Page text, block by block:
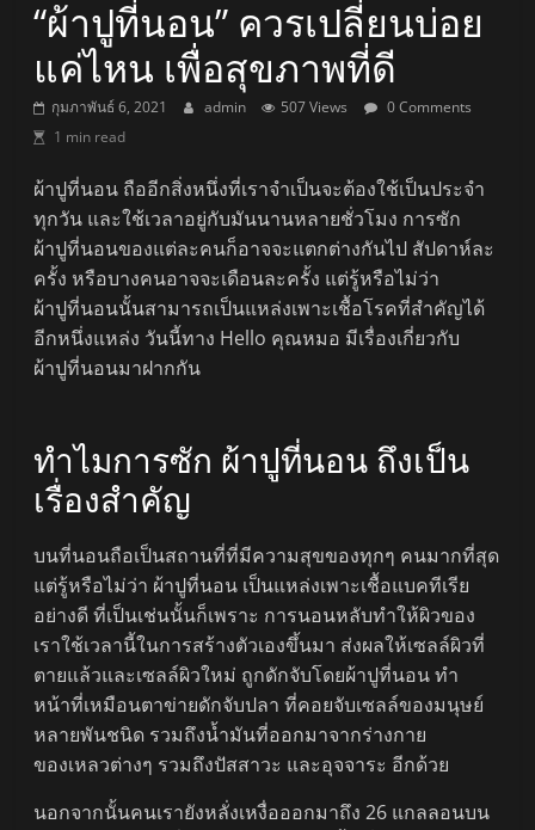
“ผ้าปูที่นอน” ควรเปลี่ยนบ่อย
แค่ไหน เพื่อสุขภาพที่ดี
กุมภาพันธ์ 6, 2021 admin 507 Views
0 Comments
1 min read
ผ้าปูที่นอน ถืออีกสิ่งหนึ่งที่เราจำเป็นจะต้องใช้เป็นประจำ
ทุกวัน และใช้เวลาอยู่กับมันนานหลายชั่วโมง การซัก
ผ้าปูที่นอนของแต่ละคนก็อาจจะแตกต่างกันไป สัปดาห์ละ
ครั้ง หรือบางคนอาจจะเดือนละครั้ง แต่รู้หรือไม่ว่า
ผ้าปูที่นอนนั้นสามารถเป็นแหล่งเพาะเชื้อโรคที่สำคัญได้
อีกหนึ่งแหล่ง วันนี้ทาง Hello คุณหมอ มีเรื่องเกี่ยวกับ
ผ้าปูที่นอนมาฝากกัน
ทำไมการซัก ผ้าปูที่นอน ถึงเป็น
เรื่องสำคัญ
บนที่นอนถือเป็นสถานที่ที่มีความสุขของทุกๆ คนมากที่สุด
แต่รู้หรือไม่ว่า ผ้าปูที่นอน เป็นแหล่งเพาะเชื้อแบคทีเรีย
อย่างดี ที่เป็นเช่นนั้นก็เพราะ การนอนหลับทำให้ผิวของ
เราใช้เวลานี้ในการสร้างตัวเองขึ้นมา ส่งผลให้เซลล์ผิวที่
ตายแล้วและเซลล์ผิวใหม่ ถูกดักจับโดยผ้าปูที่นอน ทำ
หน้าที่เหมือนตาข่ายดักจับปลา ที่คอยจับเซลล์ของมนุษย์
หลายพันชนิด รวมถึงน้ำมันที่ออกมาจากร่างกาย
ของเหลวต่างๆ รวมถึงปัสสาวะ และอุจจาระ อีกด้วย
นอกจากนั้นคนเรายังหลั่งเหงื่อออกมาถึง 26 แกลลอนบน